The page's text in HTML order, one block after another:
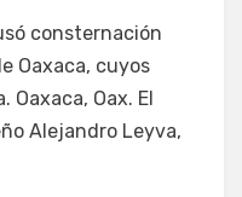
consternación
Oaxaca, cuyos
Oax. El
Alejandro Leyva,